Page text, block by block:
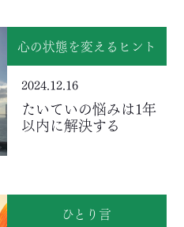
心の状態を変えるヒント
2024.12.16
たいていの悩みは1年
以内に解決する
ひとり言